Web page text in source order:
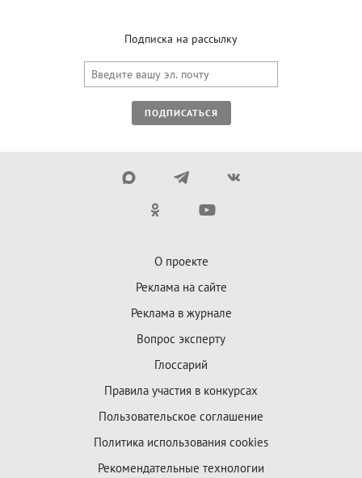
Подписка на рассылку
ПОДПИСАТЬСЯ
О проекте
Реклама на сайте
Реклама в журнале
Вопрос эксперту
Глоссарий
Правила участия в конкурсах
Пользовательское соглашение
Политика использования cookies
Рекомендательные технологии